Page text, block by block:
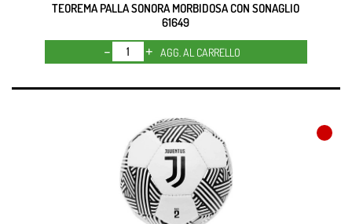
TEOREMA PALLA SONORA MORBIDOSA CON SONAGLIO
61649
Quantità
AGG. AL CARRELLO